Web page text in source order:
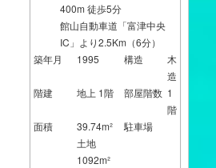
400m 徒歩5分
館山自動車道「富津中央
IC」より2.5Km（6分）
築年月
1995 構造
木
造
階建
地上 1階 部屋階数 1
階
面積
39.74m²
土地
1092m²
駐車場